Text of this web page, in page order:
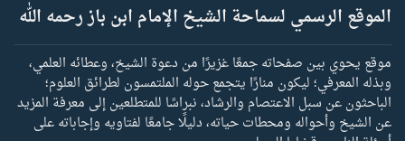
الموقع الرسمي لسماحة الشيخ الإمام ابن باز رحمه الله
موقع يحوي بين صفحاته جمعًا غزيرًا من دعوة الشيخ، وعطائه العلمي،
وبذله المعرفي؛ ليكون منارًا يتجمع حوله الملتمسون لطرائق العلوم؛
الباحثون عن سبل الاعتصام والرشاد، نبراسًا للمتطلعين إلى معرفة المزيد
عن الشيخ وأحواله ومحطات حياته، دليلًا جامعًا لفتاويه وإجاباته على